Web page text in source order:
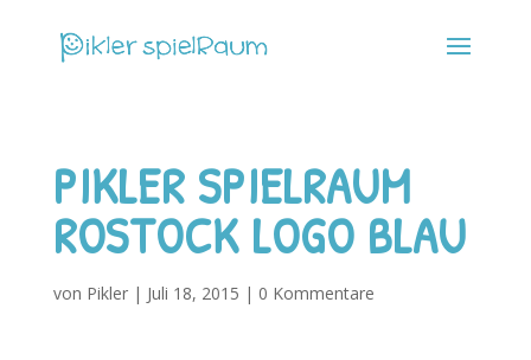
PIKLER SPIELRAUM
ROSTOCK LOGO BLAU
von Pikler| Juli 18, 2015 | 0 Kommentare